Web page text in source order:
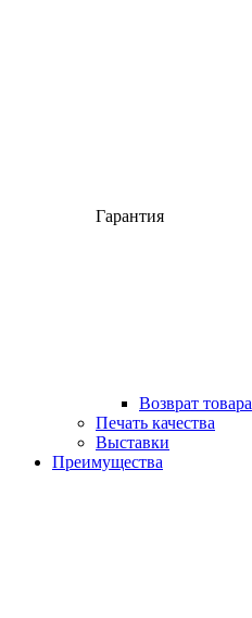
Гарантия
Возврат товара
Печать качества
Выставки
Преимущества